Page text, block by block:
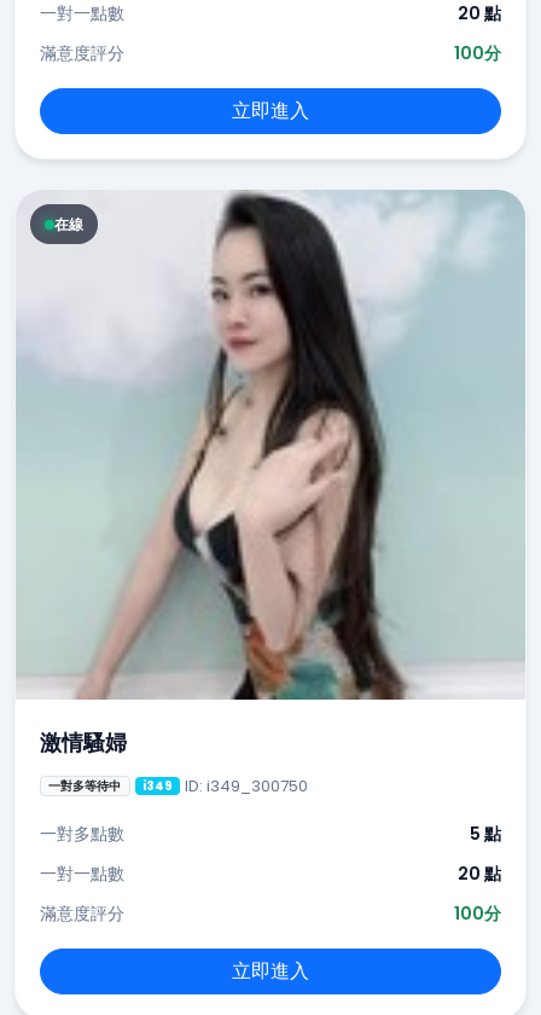
一對一點數
20 點
滿意度評分
100分
立即進入
在線
激情騷婦
一對多等待中 i349 ID: i349_300750
一對多點數
5 點
一對一點數
20 點
滿意度評分
100分
立即進入